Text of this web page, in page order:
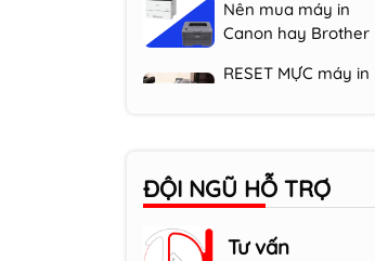
RESET MỰC máy in
Brother HL L2321D,
L2361DN,...
Cách Reset Drum
máy in Brother DPC
ĐỘI NGŨ HỖ TRỢ
Tư vấn